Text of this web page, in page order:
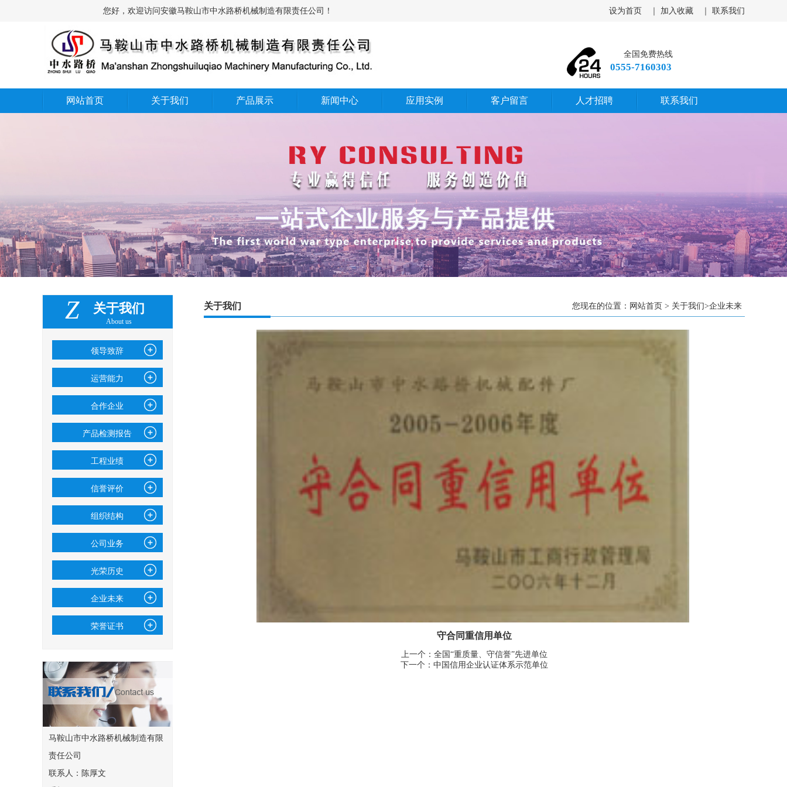
您好，欢迎访问安徽马鞍山市中水路桥机械制造有限责任公司！​ 设为首页 加入收藏 联系我们
全国免费热线
0555-7160303
网站首页 关于我们 产品展示 新闻中心 应用实例 客户留言 人才招聘 联系我们
Z 关于我们
About us
领导致辞
运营能力
合作企业
产品检测报告
工程业绩
信誉评价
组织结构
公司业务
光荣历史
企业未来
荣誉证书
马鞍山市中水路桥机械制造有限
责任公司
联系人：陈厚文
关于我们 您现在的位置：​​​​ 网站首页 > 关于我们>企业未来
守合同重信用单位
上一个：全国“重质量、守信誉”先进单位
下一个：中国信用企业认证体系示范单位